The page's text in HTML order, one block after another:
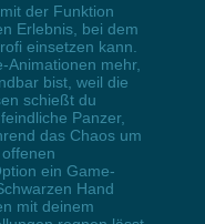
der Funktion
Erlebnis, bei dem
einsetzen kann.
Animationen mehr,
bist, weil die
schießt du
Panzer,
das Chaos um
ein Game-
Hand
mit deinem